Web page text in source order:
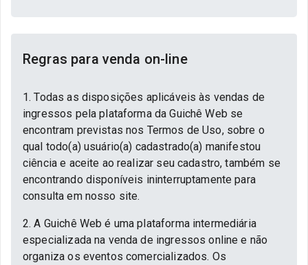
Regras para venda on-line
1. Todas as disposições aplicáveis às vendas de
ingressos pela plataforma da Guichê Web se
encontram previstas nos Termos de Uso, sobre o
qual todo(a) usuário(a) cadastrado(a) manifestou
ciência e aceite ao realizar seu cadastro, também se
encontrando disponíveis ininterruptamente para
consulta em nosso site.
2. A Guichê Web é uma plataforma intermediária
especializada na venda de ingressos online e não
organiza os eventos comercializados. Os